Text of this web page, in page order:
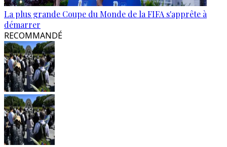
La plus grande Coupe du Monde de la FIFA s'apprête à
démarrer
RECOMMANDÉ